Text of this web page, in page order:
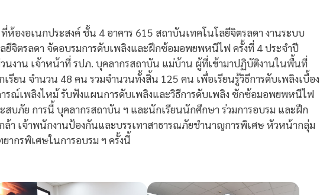
ห้องอเนกประสงค์ ชั้น 4 อาคาร 615 สถาบันเทคโนโลยีจิตรลดา งานระบบ
จิตรลดา จัดอบรมการดับเพลิงและฝึกซ้อมอพยพหนีไฟ ครั้งที่ 4 ประจำปี
งาน เจ้าหน้าที่ รปภ. บุคลากรสถาบัน แม่บ้าน ผู้ที่เข้ามาปฏิบัติงานในพื้นที่
ยน จำนวน 48 คน รวมจำนวนทั้งสิ้น 125 คน เพื่อเรียนรู้วิธีการดับเพลิงเบื้อง
ณ์เพลิงไหม้ รับฟังแผนการดับเพลิงและวิธีการดับเพลิง ซักซ้อมอพยพหนีไฟ
สบภัย การนี้ บุคลากรสถาบัน ฯ และนักเรียนนักศึกษา ร่วมการอบรม และฝึก
เจ้าพนักงานป้องกันและบรรเทาสาธารณภัยชำนาญการพิเศษ หัวหน้ากลุ่ม
ากรพิเศษในการอบรม ฯ ครั้งนี้